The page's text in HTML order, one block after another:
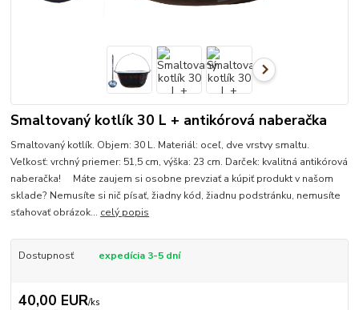
Smaltovaný kotlík 30 L + antikórová naberačka
Smaltovaný kotlík. Objem: 30 L. Materiál: oceľ, dve vrstvy smaltu.
Veľkosť: vrchný priemer: 51,5 cm, výška: 23 cm. Darček: kvalitná antikórová
naberačka! Máte zaujem si osobne prevziať a kúpiť produkt v našom
sklade? Nemusíte si nič písať, žiadny kód, žiadnu podstránku, nemusíte
sťahovať obrázok... celý popis
Dostupnosť expedícia 3-5 dní
40,00 EUR/ks